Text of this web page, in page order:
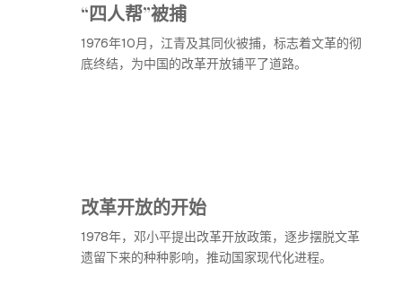
“四人帮”被捕
1976年10月，江青及其同伙被捕，标志着文革的彻
底终结，为中国的改革开放铺平了道路。
改革开放的开始
1978年，邓小平提出改革开放政策，逐步摆脱文革
遗留下来的种种影响，推动国家现代化进程。